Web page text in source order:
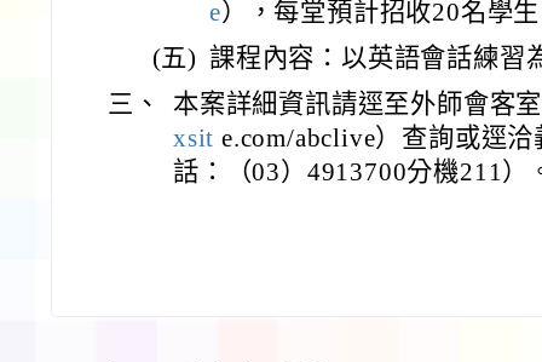
e），每堂預計招收20名學
(五) 課程內容：以英語會話練習
三、
本案詳細資訊請逕至外師會客
xsit e.com/abclive）查詢或逕
話：（03）4913700分機211）